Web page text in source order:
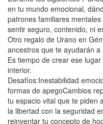
en tu mundo emocional,
patrones familiares
sentir seguro, contenido, ni
Otro regalo de Urano en
ancestros que te ayudarán
Es tiempo de crear ese
interior.
Desafíos:Inestabilidad
formas de apegoCambios
tu espacio vital que te piden
la libertad con la seguridad
reinventar tu concepto de